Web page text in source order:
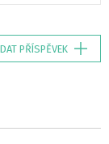
PŘÍSPĚVEK